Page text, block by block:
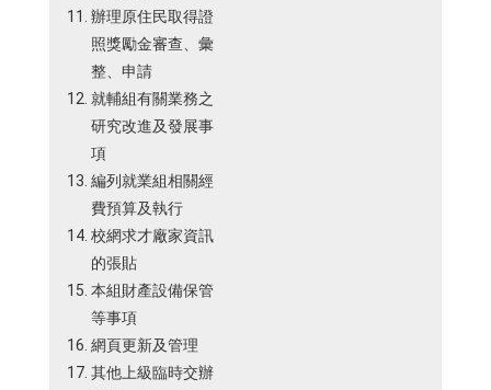
辦理原住民取得證
照獎勵金審查、彙
整、申請
就輔組有關業務之
研究改進及發展事
項
編列就業組相關經
費預算及執行
校網求才廠家資訊
的張貼
本組財產設備保管
等事項
網頁更新及管理
其他上級臨時交辦